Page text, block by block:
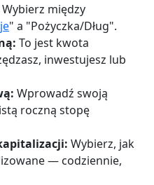
Wybierz między
" a "Pożyczka/Dług".
To jest kwota
inwestujesz lub
Wprowadź swoją
roczną stopę
Wybierz, jak
— codziennie,